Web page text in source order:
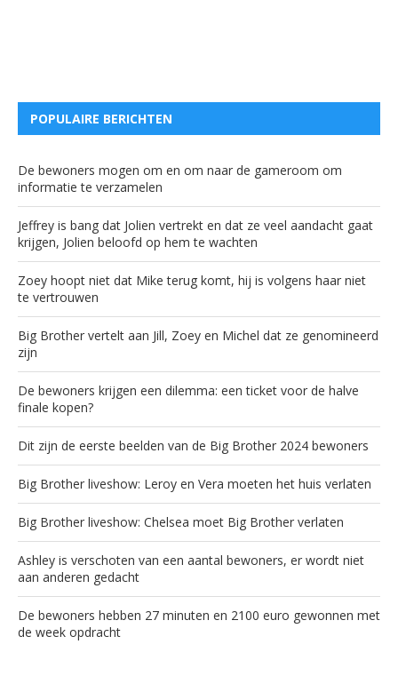
POPULAIRE BERICHTEN
De bewoners mogen om en om naar de gameroom om
informatie te verzamelen
Jeffrey is bang dat Jolien vertrekt en dat ze veel aandacht gaat
krijgen, Jolien beloofd op hem te wachten
Zoey hoopt niet dat Mike terug komt, hij is volgens haar niet
te vertrouwen
Big Brother vertelt aan Jill, Zoey en Michel dat ze genomineerd
zijn
De bewoners krijgen een dilemma: een ticket voor de halve
finale kopen?
Dit zijn de eerste beelden van de Big Brother 2024 bewoners
Big Brother liveshow: Leroy en Vera moeten het huis verlaten
Big Brother liveshow: Chelsea moet Big Brother verlaten
Ashley is verschoten van een aantal bewoners, er wordt niet
aan anderen gedacht
De bewoners hebben 27 minuten en 2100 euro gewonnen met
de week opdracht